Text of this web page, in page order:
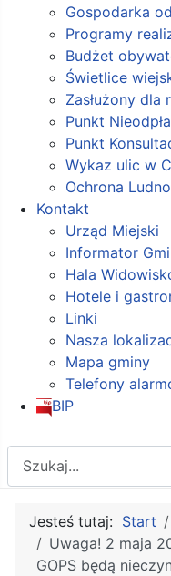
Gospodarka
Programy
Budżet
Świetlice
Zasłużony
Punkt
Punkt
Wykaz ulic w
Ochrona
Kontakt
Urząd Miejski
Informator
Hala
Hotele i
Linki
Nasza
Mapa gminy
Telefony
BIP
Jesteś tutaj: Start
Uwaga! 2 maja
GOPS będą